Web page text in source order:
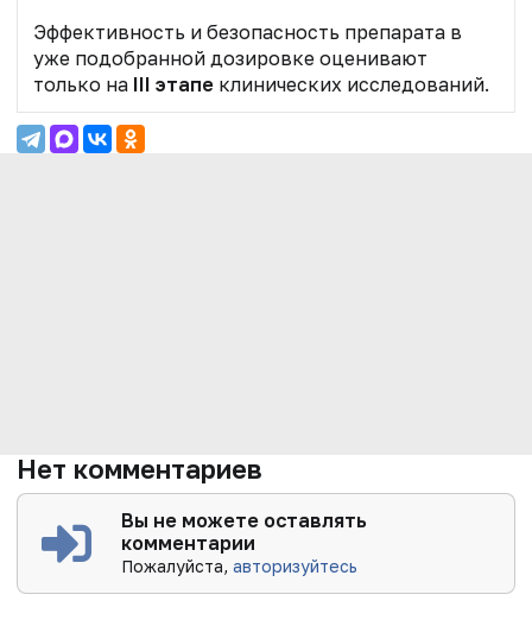
Эффективность и безопасность препарата в
уже подобранной дозировке оценивают
только на III этапеклинических исследований.
Нет комментариев
Вы не можете оставлять
комментарии
Пожалуйста,авторизуйтесь